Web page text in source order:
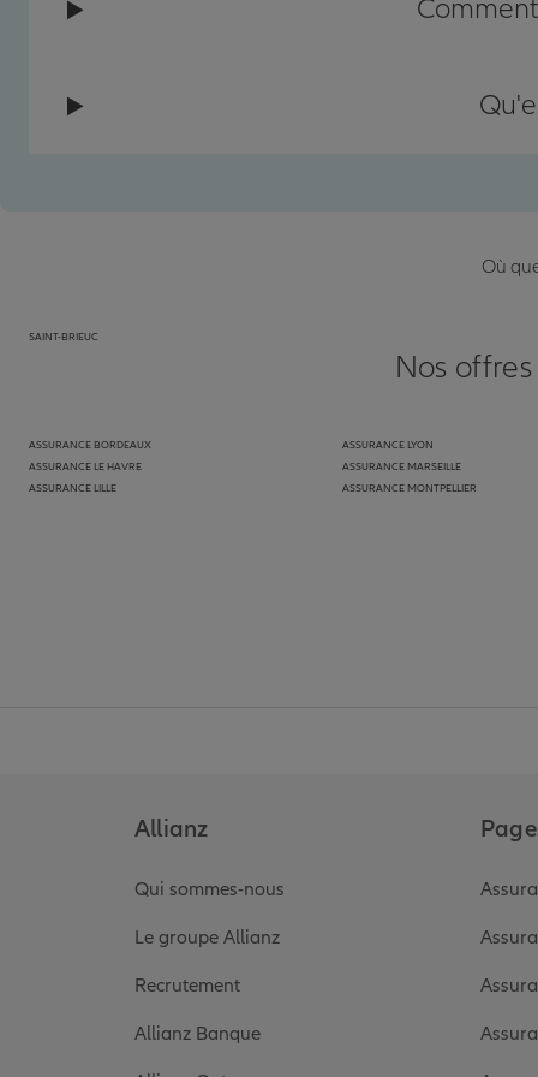
Où
SAINT-BRIEUC
Nos
ASSURANCE BORDEAUX
ASSURANCE LE HAVRE
ASSURANCE LILLE
ASSURANCE LYON
ASSURANCE MARSEILLE
ASSURANCE MONTPELLIER
Allianz
Qui sommes-nous
Le groupe Allianz
Recrutement
Allianz Banque